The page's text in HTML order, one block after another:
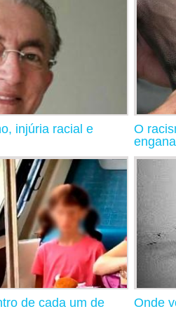
injúria racial e
O
de cada um de
Onde